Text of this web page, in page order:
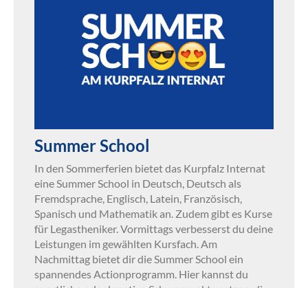
Summer School
In den Sommerferien bietet das Kurpfalz Internat
eine Summer School in Deutsch, Deutsch als
Fremdsprache, Englisch, Latein, Französisch,
Spanisch und Mathematik an. Zudem gibt es Kurse
für Legastheniker. Vormittags verbesserst du deine
Leistungen im gewählten Kursfach. Am
Nachmittag bietet dir die Summer School ein
spannendes Actionprogramm. Hier kannst du